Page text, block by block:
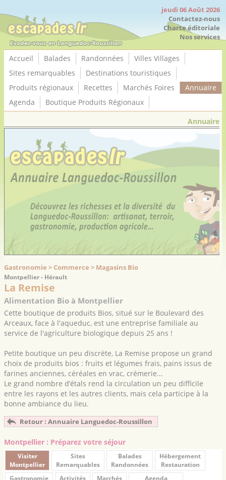
jeudi 06 Août 2026
Contactez-nous
Charte éditoriale
Nos services
Accueil Balades Randonnées
Villes Villages
Sites remarquables
Destinations touristiques
Produits régionaux
Recettes Marchés Foires
Annuaire
Agenda
Boutique Produits Régionaux
Annuaire
Gastronomie > Commerce > Magasins Bio
Montpellier - Hérault
La Remise
Alimentation Bio à Montpellier
Cette boutique de produits Bios, situé sur le Boulevard des
Arceaux, face à l'aqueduc, est une entreprise familiale au
service de l'agriculture biologique depuis 25 ans !
Petite boutique un peu discrète, La Remise propose un grand
choix de produits bios : fruits et légumes frais, pains issus de
farines anciennes, céréales en vrac, crémerie...
Le grand nombre d’étals rend la circulation un peu difficile
entre les rayons et les autres clients, mais cela participe à la
bonne ambiance du lieu.
Retour : Annuaire Languedoc-Roussillon
Montpellier : Préparez votre séjour
Visiter
Montpellier
Sites
Remarquables
Balades
Randonnées
Hébergement
Restauration
Gastronomie
Activités
Marchés
Agenda